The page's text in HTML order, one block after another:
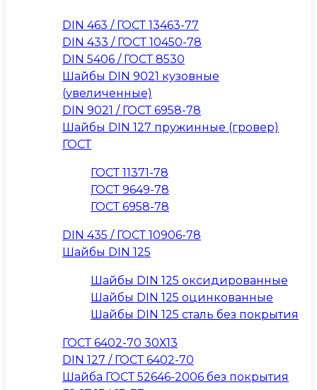
DIN 463 / ГОСТ 13463-77
DIN 433 / ГОСТ 10450-78
DIN 5406 / ГОСТ 8530
Шайбы DIN 9021 кузовные
(увеличенные)
DIN 9021 / ГОСТ 6958-78
Шайбы DIN 127 пружинные (гровер)
ГОСТ
ГОСТ 11371-78
ГОСТ 9649-78
ГОСТ 6958-78
DIN 435 / ГОСТ 10906-78
Шайбы DIN 125
Шайбы DIN 125 оксидированные
Шайбы DIN 125 оцинкованные
Шайбы DIN 125 сталь без покрытия
ГОСТ 6402-70 30Х13
DIN 127 / ГОСТ 6402-70
Шайба ГОСТ 52646-2006 без покрытия